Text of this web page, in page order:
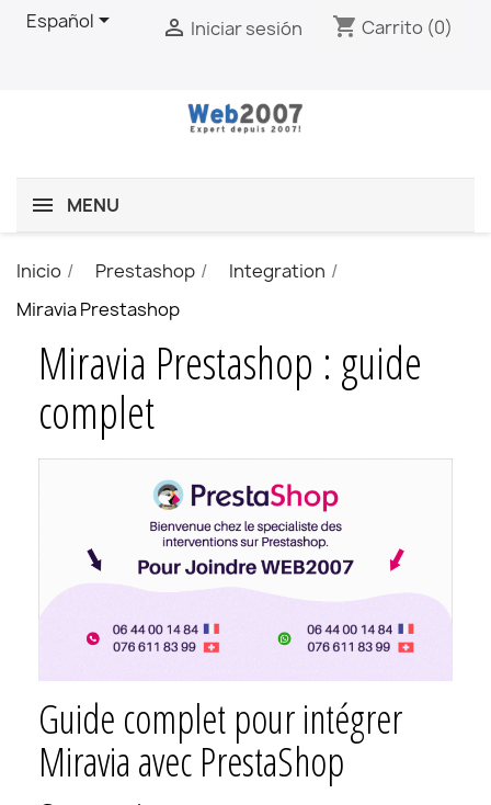
Español  Iniciar sesión shopping_cart Carrito (0)
MENU
Inicio Prestashop
Integration
Miravia Prestashop
Miravia Prestashop : guide
complet
Guide complet pour intégrer
Miravia avec PrestaShop